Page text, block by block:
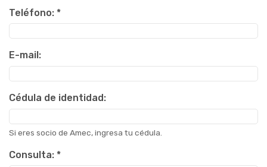
Teléfono: *
E-mail:
Cédula de identidad:
Si eres socio de Amec, ingresa tu cédula.
Consulta: *